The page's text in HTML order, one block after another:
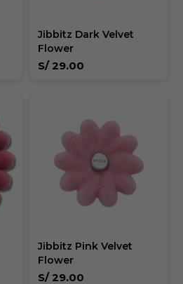
Jibbitz Dark Velvet
Flower
S/ 29.00
Jibbitz Pink Velvet
Flower
S/ 29.00